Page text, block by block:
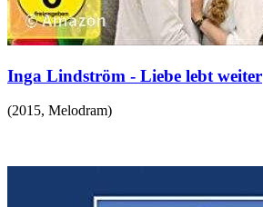
Inga Lindström - Liebe lebt weiter
(2015, Melodram)